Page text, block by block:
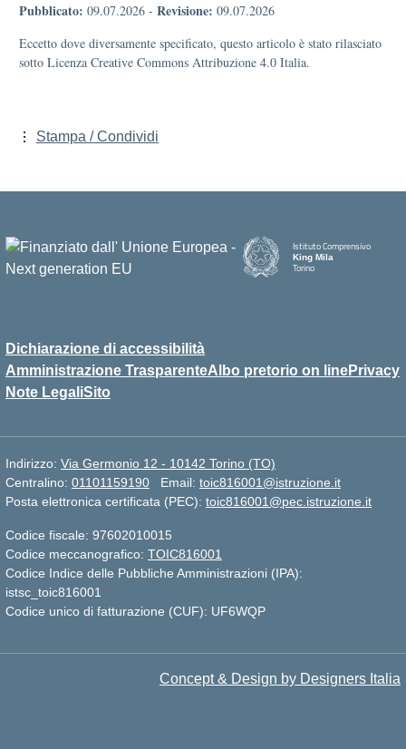
Pubblicato: 09.07.2026 - Revisione: 09.07.2026
Eccetto dove diversamente specificato, questo articolo è stato rilasciato
sotto Licenza Creative Commons Attribuzione 4.0 Italia.
Stampa / Condividi
Istituto Comprensivo
King Mila
Torino
Dichiarazione di accessibilità
Amministrazione TrasparenteAlbo pretorio on linePrivacy
Note LegaliSito
Indirizzo: Via Germonio 12 - 10142 Torino (TO)
Centralino: 01101159190 Email: toic816001@istruzione.it
Posta elettronica certificata (PEC): toic816001@pec.istruzione.it
Codice fiscale: 97602010015
Codice meccanografico: TOIC816001
Codice Indice delle Pubbliche Amministrazioni (IPA):
istsc_toic816001
Codice unico di fatturazione (CUF): UF6WQP
Concept & Design by Designers Italia